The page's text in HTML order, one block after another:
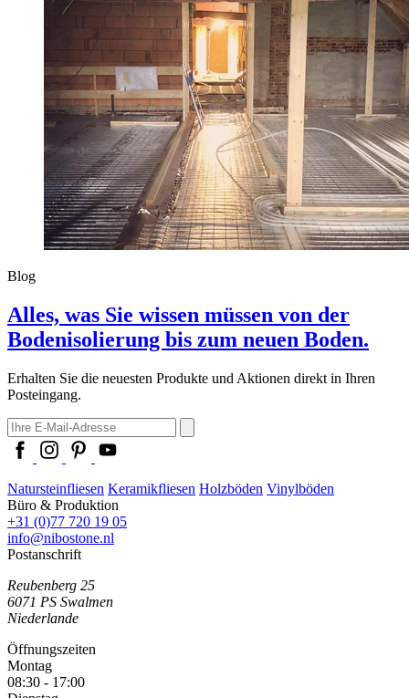
Blog
Alles, was Sie wissen müssen von der
Bodenisolierung bis zum neuen Boden.
Erhalten Sie die neuesten Produkte und Aktionen direkt in Ihren
Posteingang.
Natursteinfliesen Keramikfliesen Holzböden Vinylböden
Büro & Produktion
+31 (0)77 720 19 05
info@nibostone.nl
Postanschrift
Reubenberg 25
6071 PS Swalmen
Niederlande
Öffnungszeiten
Montag
08:30 - 17:00